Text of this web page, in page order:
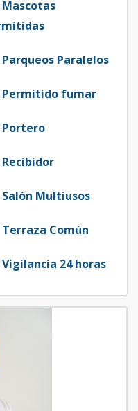
Mascotas
Parqueos Paralelos
Permitido fumar
Portero
Recibidor
Salón Multiusos
Terraza Común
Vigilancia 24 horas